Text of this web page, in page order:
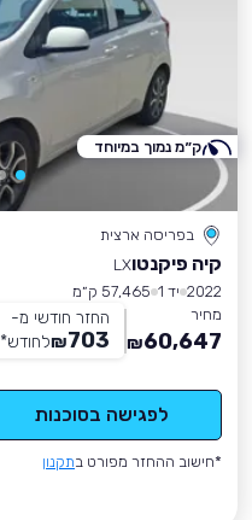
בפריסה ארצית
קיה פיקנטוLX
2022 יד 1
57,465 ק״מ
מחיר
60,647
₪
החזר חודשי מ-
703
₪לחודש*
לפגישה בסוכנות
*חישוב ההחזר מפורט בתקנון
ק״מ נמוך במיוחד